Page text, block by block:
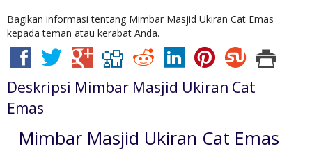
Bagikan informasi tentang Mimbar Masjid Ukiran Cat Emas
kepada teman atau kerabat Anda.
Deskripsi Mimbar Masjid Ukiran Cat
Emas
Mimbar Masjid Ukiran Cat Emas